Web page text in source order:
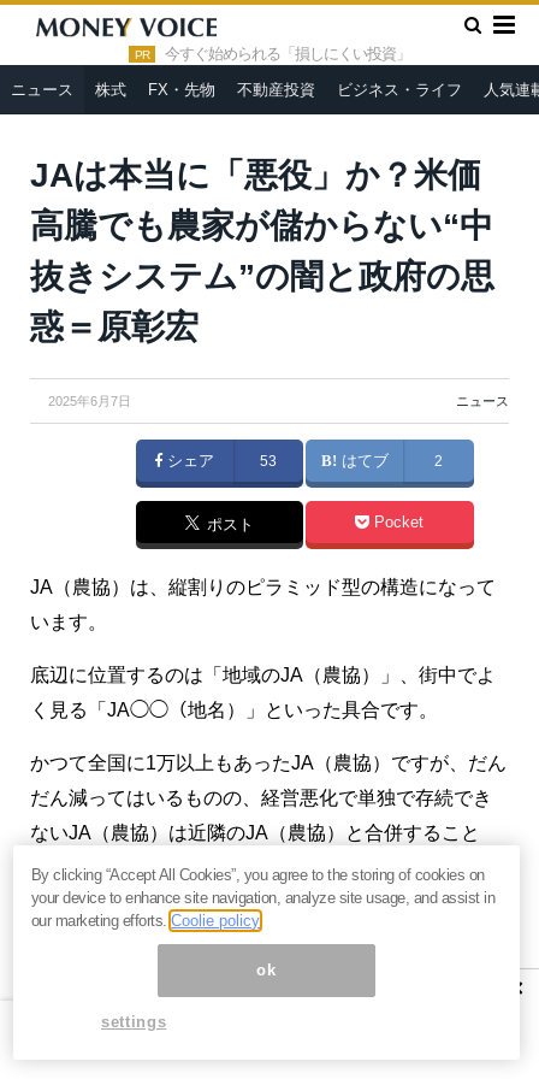
PR 今すぐ始められる「損しにくい投資」
ニュース 株式 FX・先物 不動産投資 ビジネス・ライフ 人気連
HOME » ニュース »
JAは本当に「悪役」か？米価高騰でも農
家が儲からない“中抜きシステム”の闇と政府の思惑＝原彰宏
JAは本当に「悪役」か？米価
高騰でも農家が儲からない“中
抜きシステム”の闇と政府の思
惑＝原彰宏
2025年6月7日 ニュース
シェア 53 はてブ 2
ポスト Pocket
JA（農協）は、縦割りのピラミッド型の構造になって
います。
底辺に位置するのは「地域のJA（農協）」、街中でよ
く見る「JA◯◯（地名）」といった具合です。
かつて全国に1万以上もあったJA（農協）ですが、だん
だん減ってはいるものの、経営悪化で単独で存続でき
ないJA（農協）は近隣のJA（農協）と合併すること
で、全国JA（農協）の空白地帯は存在しない状況では
あります。
品を提供しているのです。
×
By clicking “Accept All Cookies”, you agree to the storing of cookies on
your device to enhance site navigation, analyze site usage, and assist in
our marketing efforts.Coolie policy
ok
settings